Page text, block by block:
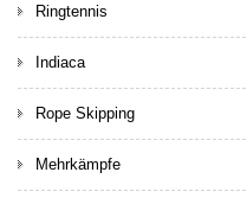
Ringtennis
Indiaca
Rope Skipping
Mehrkämpfe